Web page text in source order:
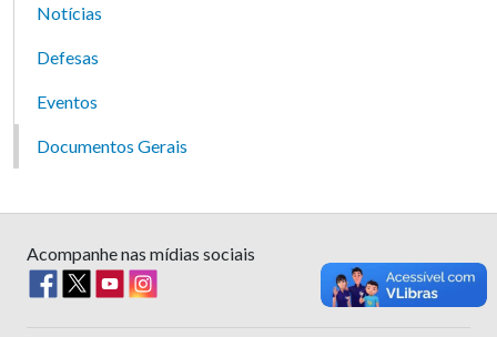
Notícias
Defesas
Eventos
Documentos Gerais
Acompanhe nas mídias sociais